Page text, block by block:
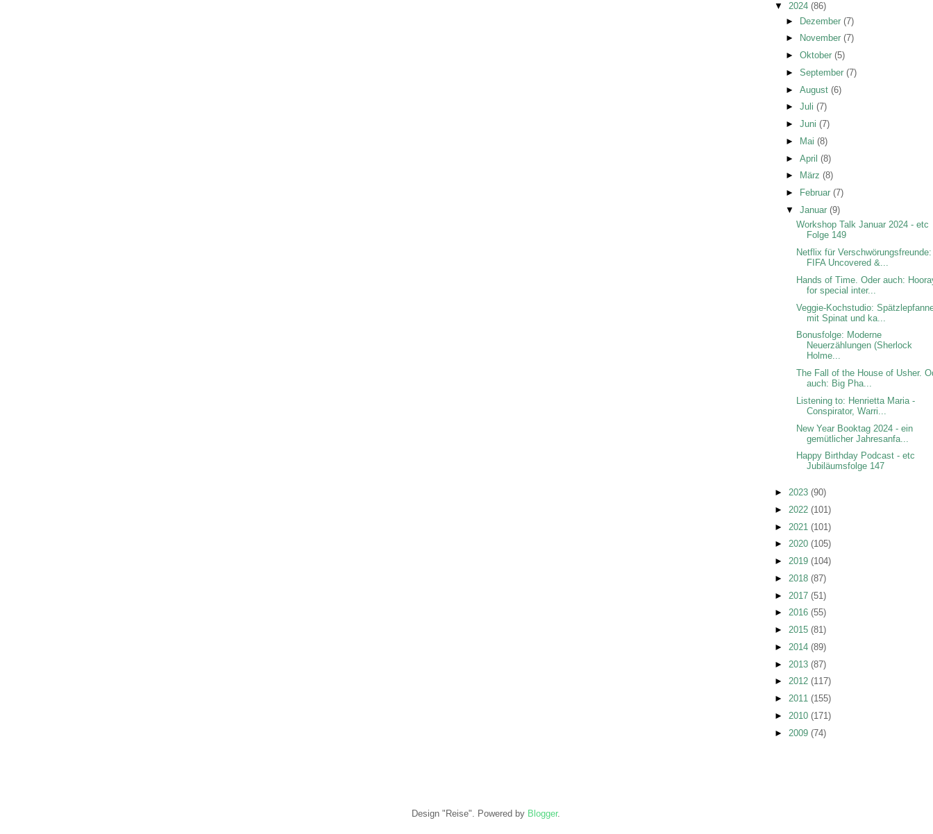
▼ 2024 (86)
► Dezember (7)
►
November (7)
► Oktober (5)
► September (7)
► August (6)
► Juli (7)
► Juni (7)
►
Mai (8)
► April (8)
►
März (8)
►
Februar (7)
▼ Januar (9)
Workshop Talk Januar 2024 - etc
Folge 149
Netflix für Verschwörungsfreunde:
FIFA Uncovered &...
Hands of Time. Oder auch:
for special inter...
Veggie-Kochstudio:
mit Spinat und ka...
Bonusfolge: Moderne
Neuerzählungen (Sherlock
Holme...
The Fall of the House of Usher.
auch: Big Pha...
Listening to: Henrietta Maria -
Conspirator, Warri...
New Year Booktag 2024 - ein
gemütlicher Jahresanfa...
Happy Birthday Podcast - etc
Jubiläumsfolge 147
► 2023 (90)
► 2022 (101)
► 2021 (101)
► 2020 (105)
► 2019 (104)
► 2018 (87)
► 2017 (51)
► 2016 (55)
► 2015 (81)
► 2014 (89)
► 2013 (87)
► 2012 (117)
► 2011 (155)
► 2010 (171)
► 2009 (74)
Design "Reise". Powered by Blogger.